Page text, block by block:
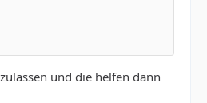
und die helfen dann